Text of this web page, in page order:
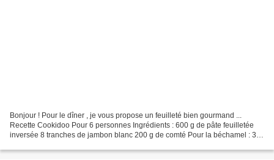
Bonjour ! Pour le dîner , je vous propose un feuilleté bien gourmand ...
Recette Cookidoo Pour 6 personnes Ingrédients : 600 g de pâte feuilletée
inversée 8 tranches de jambon blanc 200 g de comté Pour la béchamel : 30